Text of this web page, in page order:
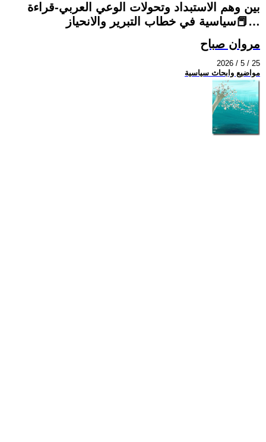
بين وهم الاستبداد وتحولات الوعي العربي-قراءة
📕سياسية في خطاب التبرير والانحياز…
مروان صباح
2026 / 5 / 25
مواضيع وابحاث سياسية